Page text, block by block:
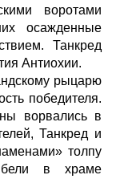
воротами
осажденные
Танкред
Антиохии.
рыцарю
победителя.
ворвались в
Танкред и
толпу
в храме